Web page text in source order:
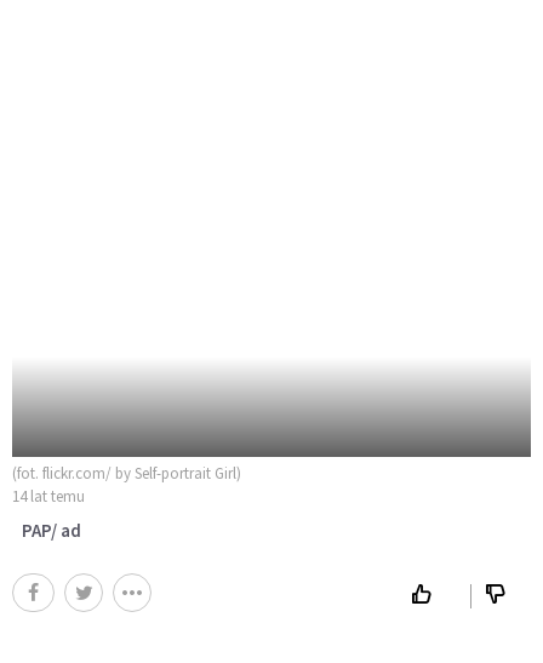
(fot. flickr.com/ by Self-portrait Girl)
14 lat temu
PAP/ ad